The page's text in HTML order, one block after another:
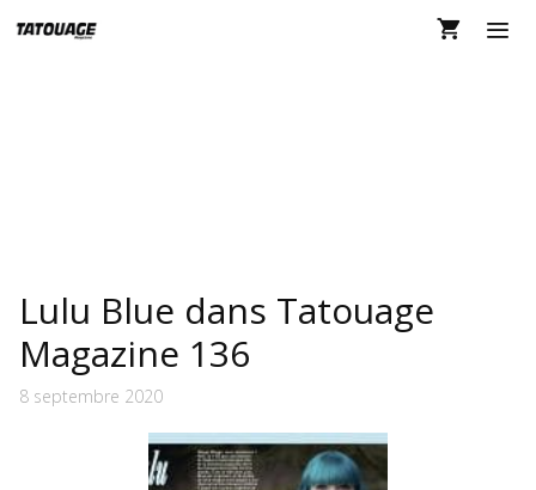
au
Lulu Blue dans Tatouage
Magazine 136
8 septembre 2020